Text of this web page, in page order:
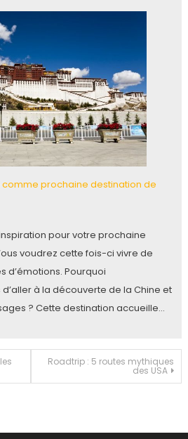
comme prochaine destination de
pour votre prochaine
voudrez cette fois-ci vivre de
d’émotions. Pourquoi
à la découverte de la Chine et
? Cette destination accueille…
Roadtrip : 5 routes mythiques
des USA